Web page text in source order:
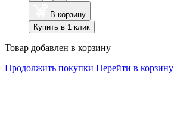
В корзину
Купить в 1 клик
Товар добавлен в корзину
Продолжить покупки Перейти в корзину